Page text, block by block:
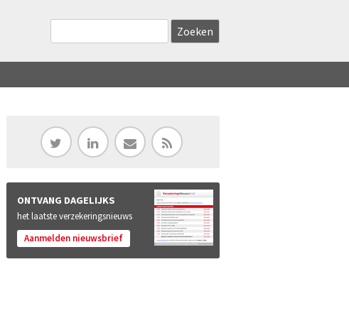
ONTVANG DAGELIJKS
het laatste verzekeringsnieuws
Aanmelden nieuwsbrief